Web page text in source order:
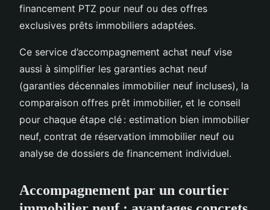
financement PTZ pour neuf ou des offres
exclusives prêts immobiliers adaptées.
Ce service d’accompagnement achat neuf vise
aussi à simplifier les garanties achat neuf
(garanties décennales immobilier neuf incluses), la
comparaison offres prêt immobilier, et le conseil
pour chaque étape clé : estimation bien immobilier
neuf, contrat de réservation immobilier neuf ou
analyse de dossiers de financement individuel.
Accompagnement par un courtier